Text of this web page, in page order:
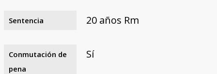
Sentencia 20 años Rm
Conmutación de
pena
Sí